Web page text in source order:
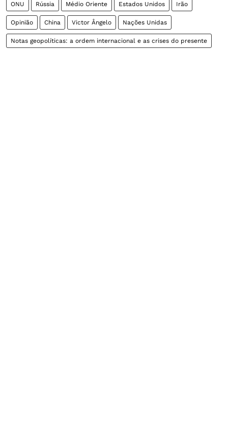
ONU Rússia Médio Oriente Estados Unidos Irão
Opinião China Victor Ângelo Nações Unidas
Notas geopolíticas: a ordem internacional e as crises do presente